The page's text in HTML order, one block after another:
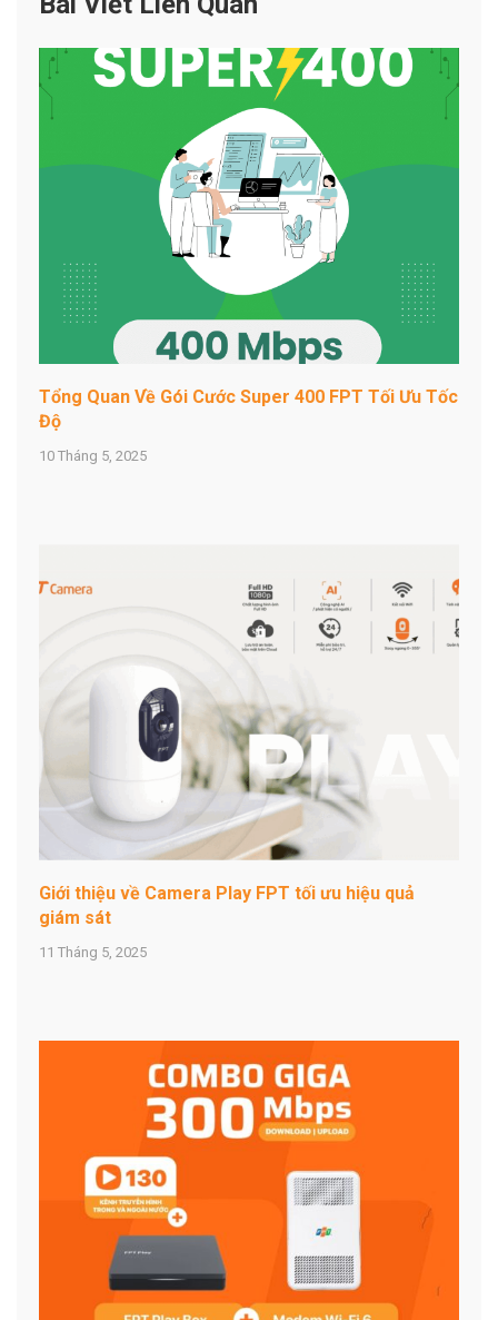
Tổng Quan Về Gói Cước Super 400 FPT Tối Ưu Tốc
Độ
10 Tháng 5, 2025
Giới thiệu về Camera Play FPT tối ưu hiệu quả
giám sát
11 Tháng 5, 2025